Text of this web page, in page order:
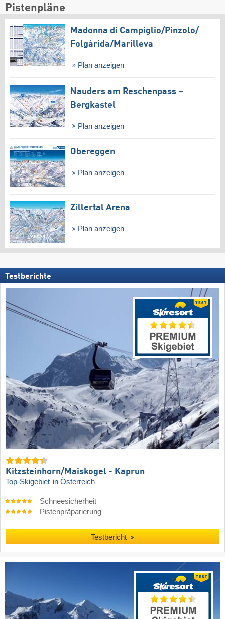
Pistenpläne
Madonna di Campiglio/​Pinzolo/​
Folgàrida/​Marilleva
Plan anzeigen
Nauders am Reschenpass –
Bergkastel
Plan anzeigen
Obereggen
Plan anzeigen
Zillertal Arena
Plan anzeigen
Testberichte
Kitzsteinhorn/​Maiskogel - Kaprun
Top-Skigebiet in Österreich
Schneesicherheit
Pistenpräparierung
Testbericht